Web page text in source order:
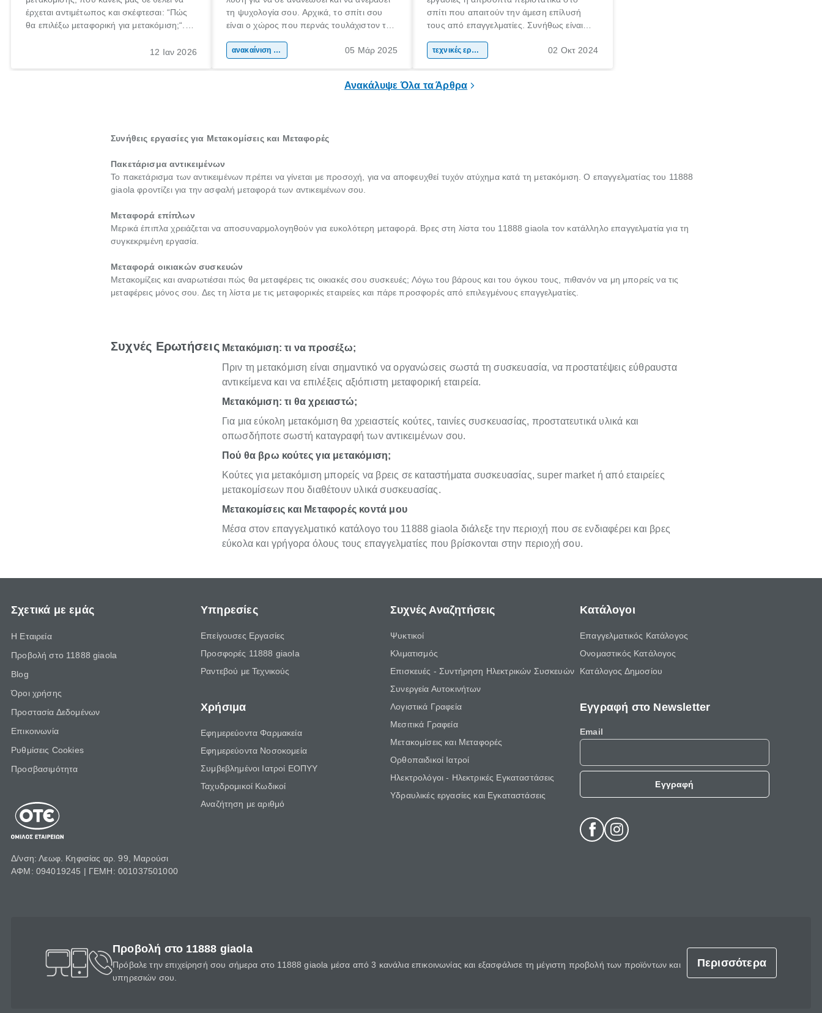
έρχεται αντιμέτωπος και σκέφτεσαι: “Πώς
θα επιλέξω μεταφορική για μετακόμιση;“.
ξεκινάς τις απαραίτητες ετοιμασίες,12 Ιαν 2026
τη ψυχολογία σου. Αρχικά, το σπίτι σου
είναι ο χώρος που περνάς τουλάχιστον το
Επομένως, θα πρέπει να είναι ένας χώρος
ανακαίνιση σπιτιού 05 Μάρ 2025
σπίτι που απαιτούν την άμεση επίλυσή
τους από επαγγελματίες. Συνήθως είναι
να τις επιδιορθώσεις μόνος σου, τις
έναν πιστοποιημένο τεχνικό.
τεχνικές εργασίες 02 Οκτ 2024
Ανακάλυψε Όλα τα Άρθρα
Συνήθεις εργασίες για Μετακομίσεις και Μεταφορές
Πακετάρισμα αντικειμένων
Το πακετάρισμα των αντικειμένων πρέπει να γίνεται με προσοχή, για να αποφευχθεί τυχόν ατύχημα κατά τη μετακόμιση. Ο επαγγελματίας του 11888
giaola φροντίζει για την ασφαλή μεταφορά των αντικειμένων σου.
Μεταφορά επίπλων
Μερικά έπιπλα χρειάζεται να αποσυναρμολογηθούν για ευκολότερη μεταφορά. Βρες στη λίστα του 11888 giaola τον κατάλληλο επαγγελματία για τη
συγκεκριμένη εργασία.
Μεταφορά οικιακών συσκευών
Μετακομίζεις και αναρωτιέσαι πώς θα μεταφέρεις τις οικιακές σου συσκευές; Λόγω του βάρους και του όγκου τους, πιθανόν να μη μπορείς να τις
μεταφέρεις μόνος σου. Δες τη λίστα με τις μεταφορικές εταιρείες και πάρε προσφορές από επιλεγμένους επαγγελματίες.
Συχνές Ερωτήσεις Μετακόμιση: τι να προσέξω;
Πριν τη μετακόμιση είναι σημαντικό να οργανώσεις σωστά τη συσκευασία, να προστατέψεις εύθραυστα
αντικείμενα και να επιλέξεις αξιόπιστη μεταφορική εταιρεία.
Μετακόμιση: τι θα χρειαστώ;
Για μια εύκολη μετακόμιση θα χρειαστείς κούτες, ταινίες συσκευασίας, προστατευτικά υλικά και
οπωσδήποτε σωστή καταγραφή των αντικειμένων σου.
Πού θα βρω κούτες για μετακόμιση;
Κούτες για μετακόμιση μπορείς να βρεις σε καταστήματα συσκευασίας, super market ή από εταιρείες
μετακομίσεων που διαθέτουν υλικά συσκευασίας.
Μετακομίσεις και Μεταφορές κοντά μου
Μέσα στον επαγγελματικό κατάλογο του 11888 giaola διάλεξε την περιοχή που σε ενδιαφέρει και βρες
εύκολα και γρήγορα όλους τους επαγγελματίες που βρίσκονται στην περιοχή σου.
Σχετικά με εμάς
Η Εταιρεία
Προβολή στο 11888 giaola
Blog
Όροι χρήσης
Προστασία Δεδομένων
Επικοινωνία
Ρυθμίσεις Cookies
Προσβασιμότητα
Δ/νση: Λεωφ. Κηφισίας αρ. 99, Μαρούσι
ΑΦΜ: 094019245 | ΓΕΜΗ: 001037501000
Υπηρεσίες
Επείγουσες Εργασίες
Προσφορές 11888 giaola
Ραντεβού με Τεχνικούς
Χρήσιμα
Εφημερεύοντα Φαρμακεία
Εφημερεύοντα Νοσοκομεία
Συμβεβλημένοι Ιατροί ΕΟΠΥΥ
Ταχυδρομικοί Κωδικοί
Αναζήτηση με αριθμό
Συχνές Αναζητήσεις
Ψυκτικοί
Κλιματισμός
Επισκευές - Συντήρηση Ηλεκτρικών Συσκευών
Συνεργεία Αυτοκινήτων
Λογιστικά Γραφεία
Μεσιτικά Γραφεία
Μετακομίσεις και Μεταφορές
Ορθοπαιδικοί Ιατροί
Ηλεκτρολόγοι - Ηλεκτρικές Εγκαταστάσεις
Υδραυλικές εργασίες και Εγκαταστάσεις
Κατάλογοι
Επαγγελματικός Κατάλογος
Ονομαστικός Κατάλογος
Κατάλογος Δημοσίου
Εγγραφή στο Newsletter
Email
Εγγραφή
Προβολή στο 11888 giaola
Πρόβαλε την επιχείρησή σου σήμερα στο 11888 giaola μέσα από 3 κανάλια επικοινωνίας και εξασφάλισε τη μέγιστη προβολή των προϊόντων και
υπηρεσιών σου.
Περισσότερα